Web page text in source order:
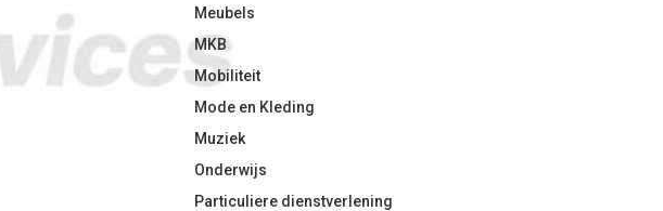
Meubels
MKB
Mobiliteit
Mode en Kleding
Muziek
Onderwijs
Particuliere dienstverlening